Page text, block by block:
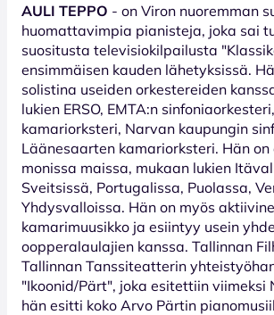
AULI TEPPO - on Viron nuoremman
huomattavimpia pianisteja, joka sai
suositusta televisiokilpailusta
ensimmäisen kauden lähetyksissä.
solistina useiden orkestereiden
lukien ERSO, EMTA:n
kamariorksteri, Narvan kaupungin
Läänesaarten kamariorksteri. Hän
monissa maissa, mukaan lukien
Sveitsissä, Portugalissa, Puolassa,
Yhdysvalloissa. Hän on myös
kamarimuusikko ja esiintyy usein
oopperalaulajien kanssa. Tallinnan
Tallinnan Tanssiteatterin
"Ikoonid/Pärt", joka esitettiin viimeksi
hän esitti koko Arvo Pärtin